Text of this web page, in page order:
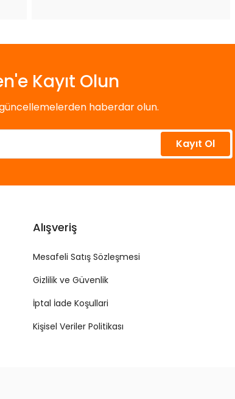
Kayıt Olun
haberdar olun.
Kayıt Ol
Alışveriş
Mesafeli Satış Sözleşmesi
Gizlilik ve Güvenlik
İptal İade Koşullari
Kişisel Veriler Politikası